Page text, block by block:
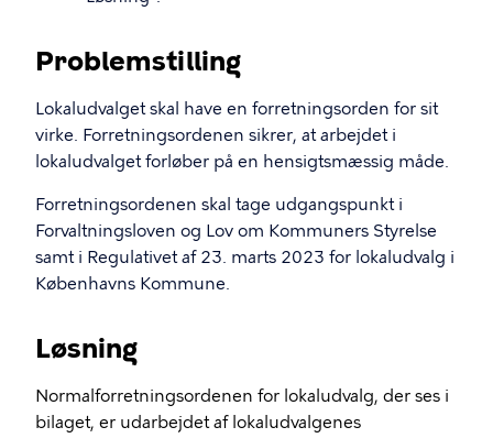
Problemstilling
Lokaludvalget skal have en forretningsorden for sit
virke. Forretningsordenen sikrer, at arbejdet i
lokaludvalget forløber på en hensigtsmæssig måde.
Forretningsordenen skal tage udgangspunkt i
Forvaltningsloven og Lov om Kommuners Styrelse
samt i Regulativet af 23. marts 2023 for lokaludvalg i
Københavns Kommune.
Løsning
Normalforretningsordenen for lokaludvalg, der ses i
bilaget, er udarbejdet af lokaludvalgenes